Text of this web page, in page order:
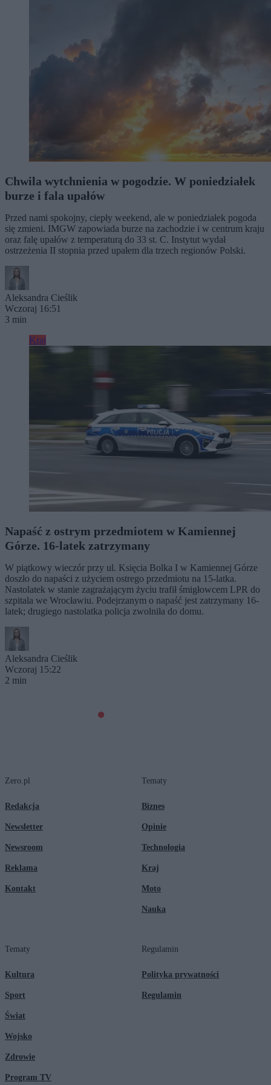
Chwila wytchnienia w pogodzie. W poniedziałek
burze i fala upałów
Przed nami spokojny, ciepły weekend, ale w poniedziałek pogoda
się zmieni. IMGW zapowiada burze na zachodzie i w centrum kraju
oraz falę upałów z temperaturą do 33 st. C. Instytut wydał
ostrzeżenia II stopnia przed upałem dla trzech regionów Polski.
Aleksandra Cieślik
Wczoraj 16:51
3 min
Kraj
Napaść z ostrym przedmiotem w Kamiennej
Górze. 16-latek zatrzymany
W piątkowy wieczór przy ul. Księcia Bolka I w Kamiennej Górze
doszło do napaści z użyciem ostrego przedmiotu na 15-latka.
Nastolatek w stanie zagrażającym życiu trafił śmigłowcem LPR do
szpitala we Wrocławiu. Podejrzanym o napaść jest zatrzymany 16-
latek; drugiego nastolatka policja zwolniła do domu.
Aleksandra Cieślik
Wczoraj 15:22
2 min
Zero.pl
Redakcja
Newsletter
Newsroom
Reklama
Kontakt
Tematy
Biznes
Opinie
Technologia
Kraj
Moto
Nauka
Tematy
Kultura
Sport
Świat
Wojsko
Zdrowie
Program TV
Regulamin
Polityka prywatności
Regulamin